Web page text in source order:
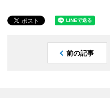
前の記事